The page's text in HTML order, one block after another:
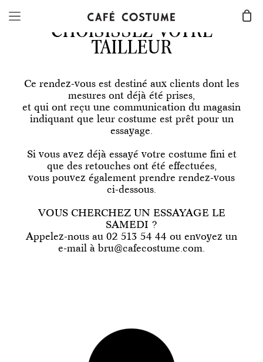
CHOISISSEZ VOTRE
TAILLEUR
Ce rendez-vous est destiné aux clients dont les
mesures ont déjà été prises,
et qui ont reçu une communication du magasin
indiquant que leur costume est prêt pour un
essayage.
Si vous avez déjà essayé votre costume fini et
que des retouches ont été effectuées,
vous pouvez également prendre rendez-vous
ci-dessous.
VOUS CHERCHEZ UN ESSAYAGE LE
SAMEDI ?
Appelez-nous au 02 513 54 44 ou envoyez un
e-mail à bru@cafecostume.com.